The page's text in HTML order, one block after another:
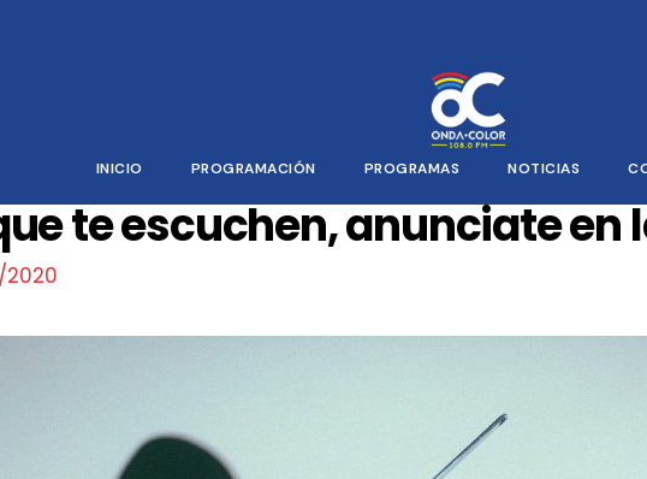
INICIO PROGRAMACIÓN PROGRAMAS NOTICIAS
te escuchen, anunciate en